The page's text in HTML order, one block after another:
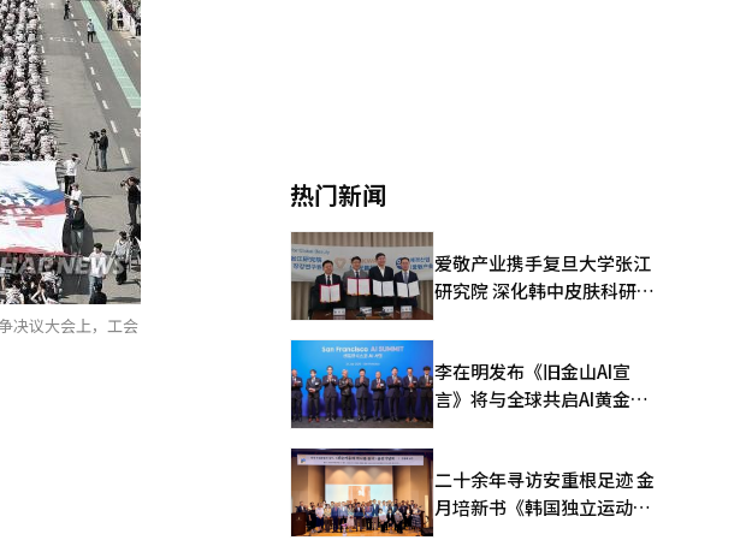
决议大会上，工会
热门新闻
爱敬产业携手复旦大学张江
研究院 深化韩中皮肤科研合
李在明发布《旧金山AI宣
言》将与全球共启AI黄金时
二十余年寻访安重根足迹 金
月培新书《韩国独立运动圣